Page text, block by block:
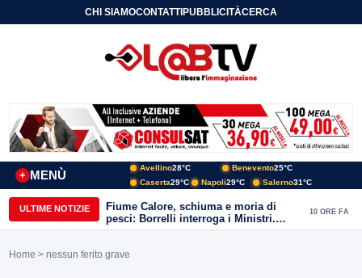
CHI SIAMOCONTATTIPUBBLICITÀCERCA
MENÙ
+
Avellino28°C Benevento25°C
Caserta29°C Napoli29°C Salerno31°C
ULTIME NOTIZIE
Fiume Calore, schiuma e moria di
pesci: Borrelli interroga i Ministri.
“Benevento paga l’assenza del
10 ORE FA
Home > nessun ferito grave